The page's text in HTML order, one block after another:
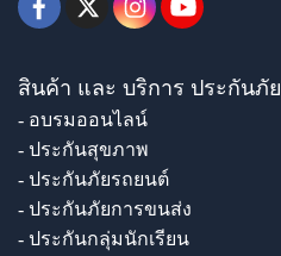
สินค้า และ บริการ ประกันภัย
- อบรมออนไลน์
- ประกันสุขภาพ
- ประกันภัยรถยนต์
- ประกันภัยการขนส่ง
- ประกันกลุ่มนักเรียน